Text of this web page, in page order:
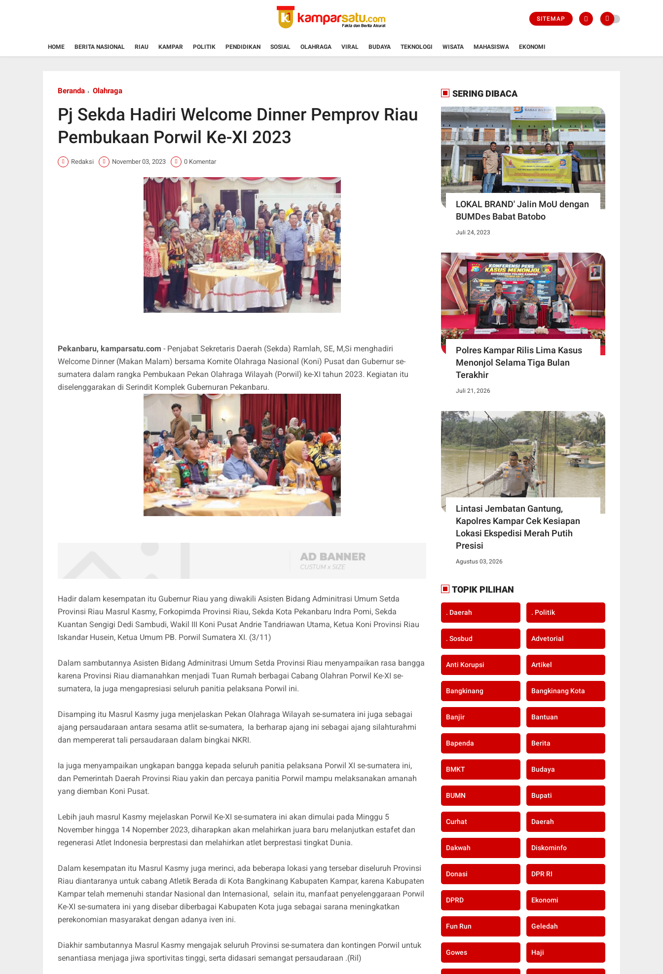
SITEMAP
HOME BERITA NASIONAL RIAU KAMPAR POLITIK PENDIDIKAN SOSIAL OLAHRAGA VIRAL BUDAYA TEKNOLOGI WISATA MAHASISWA EKONOMI
Beranda Olahraga
Pj Sekda Hadiri Welcome Dinner Pemprov Riau
Pembukaan Porwil Ke-XI 2023
Redaksi November 03, 2023 0 Komentar
Pekanbaru, kamparsatu.com - Penjabat Sekretaris Daerah (Sekda) Ramlah, SE, M,Si menghadiri
Welcome Dinner (Makan Malam) bersama Komite Olahraga Nasional (Koni) Pusat dan Gubernur se-
sumatera dalam rangka Pembukaan Pekan Olahraga Wilayah (Porwil) ke-XI tahun 2023. Kegiatan itu
diselenggarakan di Serindit Komplek Gubernuran Pekanbaru.
Hadir dalam kesempatan itu Gubernur Riau yang diwakili Asisten Bidang Adminitrasi Umum Setda
Provinsi Riau Masrul Kasmy, Forkopimda Provinsi Riau, Sekda Kota Pekanbaru Indra Pomi, Sekda
Kuantan Sengigi Dedi Sambudi, Wakil III Koni Pusat Andrie Tandriawan Utama, Ketua Koni Provinsi Riau
Iskandar Husein, Ketua Umum PB. Porwil Sumatera XI. (3/11)
Dalam sambutannya Asisten Bidang Adminitrasi Umum Setda Provinsi Riau menyampaikan rasa bangga
karena Provinsi Riau diamanahkan menjadi Tuan Rumah berbagai Cabang Olahran Porwil Ke-XI se-
sumatera, Ia juga mengapresiasi seluruh panitia pelaksana Porwil ini.
Disamping itu Masrul Kasmy juga menjelaskan Pekan Olahraga Wilayah se-sumatera ini juga sebagai
ajang persaudaraan antara sesama atlit se-sumatera, Ia berharap ajang ini sebagai ajang silahturahmi
dan mempererat tali persaudaraan dalam bingkai NKRI.
Ia juga menyampaikan ungkapan bangga kepada seluruh panitia pelaksana Porwil XI se-sumatera ini,
dan Pemerintah Daerah Provinsi Riau yakin dan percaya panitia Porwil mampu melaksanakan amanah
yang diemban Koni Pusat.
Lebih jauh masrul Kasmy mejelaskan Porwil Ke-XI se-sumatera ini akan dimulai pada Minggu 5
November hingga 14 Nopember 2023, diharapkan akan melahirkan juara baru melanjutkan estafet dan
regenerasi Atlet Indonesia berprestasi dan melahirkan atlet berprestasi tingkat Dunia.
Dalam kesempatan itu Masrul Kasmy juga merinci, ada beberapa lokasi yang tersebar diseluruh Provinsi
Riau diantaranya untuk cabang Atletik Berada di Kota Bangkinang Kabupaten Kampar, karena Kabupaten
Kampar telah memenuhi standar Nasional dan Internasional, selain itu, manfaat penyelenggaraan Porwil
Ke-XI se-sumatera ini yang disebar diberbagai Kabupaten Kota juga sebagai sarana meningkatkan
perekonomian masyarakat dengan adanya iven ini.
Diakhir sambutannya Masrul Kasmy mengajak seluruh Provinsi se-sumatera dan kontingen Porwil untuk
senantiasa menjaga jiwa sportivitas tinggi, serta didasari semangat persaudaraan .(Ril)
SERING DIBACA
LOKAL BRAND' Jalin MoU dengan
BUMDes Babat Batobo
Juli 24, 2023
Polres Kampar Rilis Lima Kasus
Menonjol Selama Tiga Bulan
Terakhir
Juli 21, 2026
Lintasi Jembatan Gantung,
Kapolres Kampar Cek Kesiapan
Lokasi Ekspedisi Merah Putih
Presisi
Agustus 03, 2026
TOPIK PILIHAN
. Daerah . Politik
. Sosbud Advetorial
Anti Korupsi Artikel
Bangkinang Bangkinang Kota
Banjir Bantuan
Bapenda Berita
BMKT Budaya
BUMN Bupati
Curhat Daerah
Dakwah Diskominfo
Donasi DPR RI
DPRD Ekonomi
Fun Run Geledah
Gowes Haji